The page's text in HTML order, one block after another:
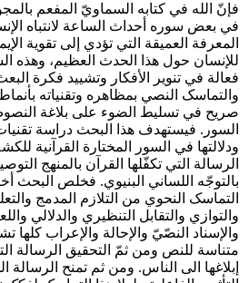
فإنّ الله في کتابه السماويّ المفعم
في بعض سوره أحداث الساعة لانتباه
المعرفة العميقة التي تؤدي إلى تقوية
للإنسان حول هذا الحدث العظيم،
فعالة في تنوير الأفکار وتشييد فکرة البعث
والتماسک النصي بمظاهره وتقنياته
صريح في تسليط الضوء على بلاغة
السور. فيستهدف هذا البحث دراسة
ودلالتها في السور المختارة القرآنية
الرسالة التي تکفّلها القرآن بالمنهج
بالتوجّه اللساني البنيوي. فخلص البحث
التماسک النحوي من التلازم المدمج
والتوازي والتقابل التنظيري والدلالي
والإسناد النصّيّ والإحالة والإعراب کلها
متناسة للنص ومن ثمّ التحقيق الرسالة
إبلاغها الى الناس. ومن ثم تمنح الرسالة